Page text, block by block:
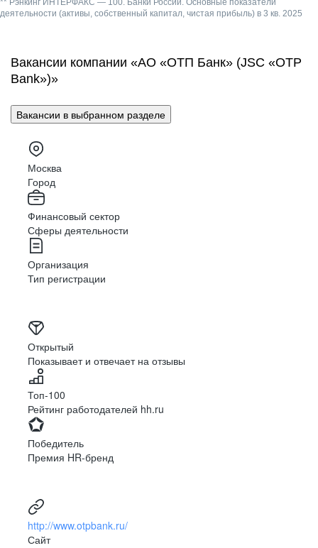
** Рэнкинг ИНТЕРФАКС — 100. Банки России. Основные показатели
деятельности (активы, собственный капитал, чистая прибыль) в 3 кв. 2025
Вакансии компании «АО «ОТП Банк» (JSC «OTP
Bank»)»
Вакансии в выбранном разделе
Москва
Город
Финансовый сектор
Сферы деятельности
Организация
Тип регистрации
Открытый
Показывает и отвечает на отзывы
Топ-100
Рейтинг работодателей hh.ru
Победитель
Премия HR-бренд
http://www.otpbank.ru/
Сайт